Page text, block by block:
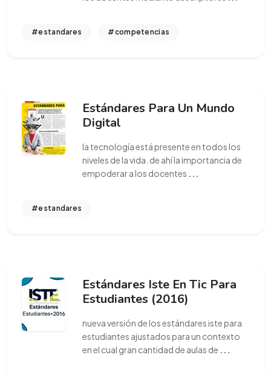
#estandares #competencias
Estándares Para Un Mundo
Digital
la tecnología está presente en todos los
niveles de la vida. de ahí la importancia de
empoderar a los docentes ...
#estandares
Estándares Iste En Tic Para
Estudiantes (2016)
nueva versión de los estándares iste para
estudiantes ajustados para un contexto
en el cual gran cantidad de aulas de ...